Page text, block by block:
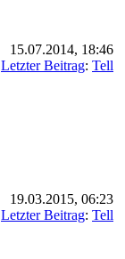
15.07.2014, 18:46
Letzter Beitrag: Tell
19.03.2015, 06:23
Letzter Beitrag: Tell